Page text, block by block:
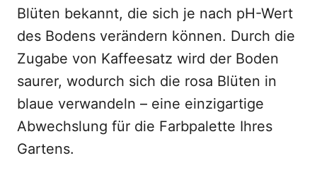
Blüten bekannt, die sich je nach pH-Wert
des Bodens verändern können. Durch die
Zugabe von Kaffeesatz wird der Boden
saurer, wodurch sich die rosa Blüten in
blaue verwandeln – eine einzigartige
Abwechslung für die Farbpalette Ihres
Gartens.